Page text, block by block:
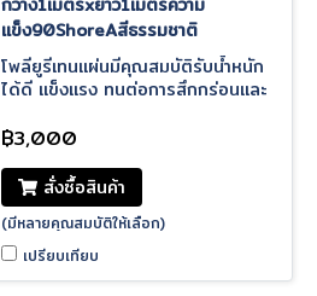
แข็ง90ShoreAสีธรรมชาติ
โพลียูรีเทนแผ่นมีคุณสมบัติรับน้ำหนัก
ได้ดี แข็งแรง ทนต่อการสึกกร่อนและ
นขึ้นรูปตามแบบ รับประกันเกรดยูรีเท
฿3,000
สั่งซื้อสินค้า
(มีหลายคุณสมบัติให้เลือก)
เปรียบเทียบ